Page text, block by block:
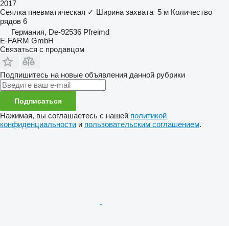
2017
Сеялка пневматическая ✓ Ширина захвата 5 м Количество
рядов 6
Германия, De-92536 Pfreimd
E-FARM GmbH
Связаться с продавцом
Подпишитесь на новые объявления данной рубрики
Подписаться
Нажимая, вы соглашаетесь с нашей политикой
конфиденциальности и пользовательским соглашением.